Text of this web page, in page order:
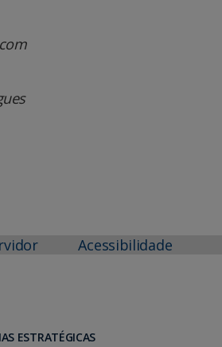
Acessibilidade
ESTRATÉGICAS